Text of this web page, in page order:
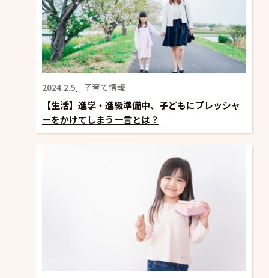
2024.2.5 子育て情報
【生活】進学・進級準備中、子どもにプレッシャ
ーをかけてしまう一言とは？